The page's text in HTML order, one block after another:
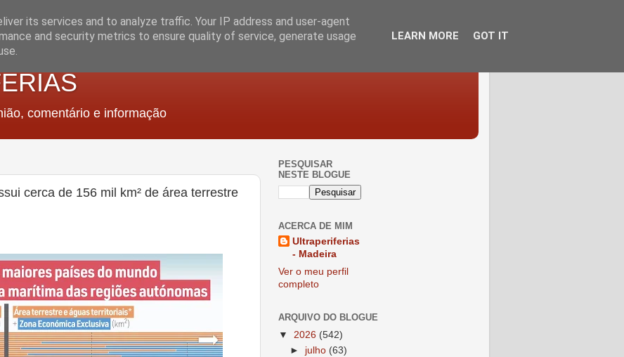
comentário e informação
cerca de 156 mil km² de área terrestre
PESQUISAR
NESTE BLOGUE
ACERCA DE MIM
Ultraperiferias
- Madeira
Ver o meu perfil
completo
ARQUIVO DO BLOGUE
▼ 2026 (542)
► julho (63)
its services and to analyze traffic. Your IP address and user-agent
and security metrics to ensure quality of service, generate usage
LEARN MORE GOT IT